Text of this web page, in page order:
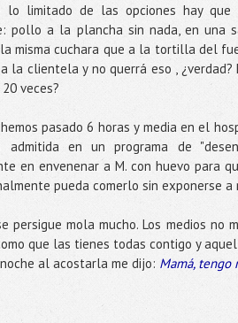
lo limitado de las opciones hay
pollo a la plancha sin nada, en una
misma cuchara que a la tortilla del
la clientela y no querrá eso ,
veces?
hemos pasado 6 horas y media en el
admitida en un programa de
en envenenar a M. con huevo para
pueda comerlo sin exponerse
persigue mola mucho. Los medios no
que las tienes todas contigo y
al acostarla me dijo: Mamá, tengo